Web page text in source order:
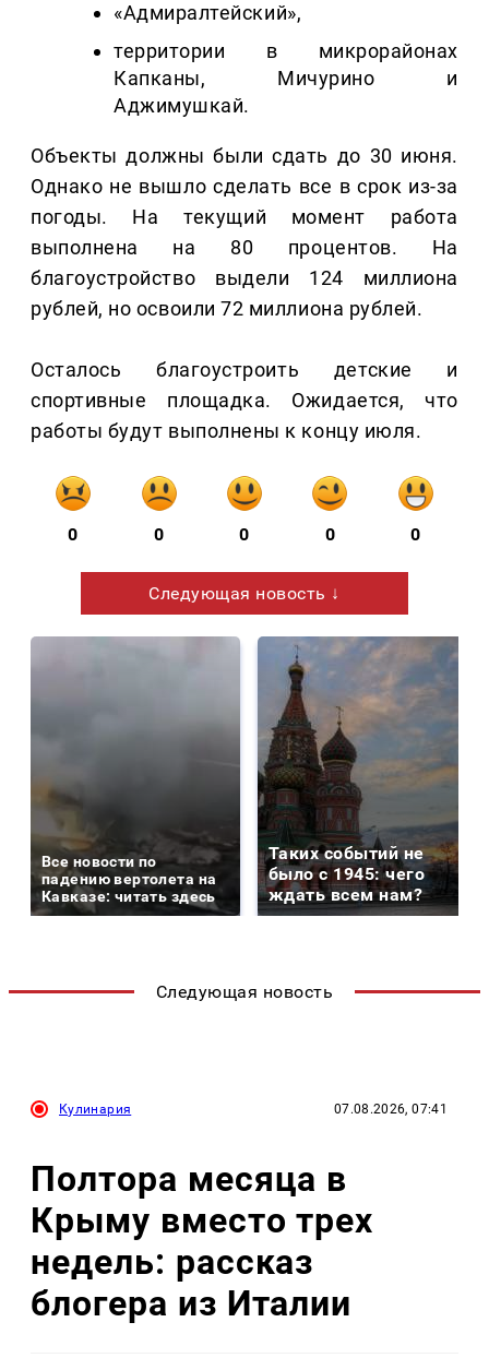
«Адмиралтейский»,
территории в микрорайонах
Капканы, Мичурино и
Аджимушкай.
Объекты должны были сдать до 30 июня.
Однако не вышло сделать все в срок из-за
погоды. На текущий момент работа
выполнена на 80 процентов. На
благоустройство выдели 124 миллиона
рублей, но освоили 72 миллиона рублей.
Осталось благоустроить детские и
спортивные площадка. Ожидается, что
работы будут выполнены к концу июля.
0 0 0 0 0
Следующая новость ↓
Все новости по
падению вертолета на
Кавказе: читать здесь
Таких событий не
было с 1945: чего
ждать всем нам?
Следующая новость
Кулинария 07.08.2026, 07:41
Полтора месяца в
Крыму вместо трех
недель: рассказ
блогера из Италии